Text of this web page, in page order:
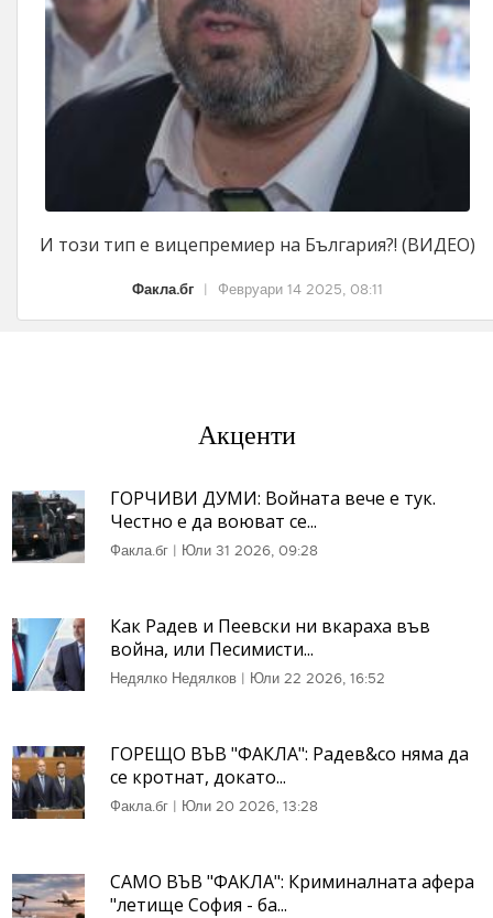
И този тип е вицепремиер на България?! (ВИДЕО)
Факла.бг | Февруари 14 2025, 08:11
Акценти
ГОРЧИВИ ДУМИ: Войната вече е тук.
Честно е да воюват се...
Факла.бг | Юли 31 2026, 09:28
Как Радев и Пеевски ни вкараха във
война, или Песимисти...
Недялко Недялков | Юли 22 2026, 16:52
ГОРЕЩО ВЪВ "ФАКЛА": Радев&co няма да
се кротнат, докато...
Факла.бг | Юли 20 2026, 13:28
САМО ВЪВ "ФАКЛА": Криминалната афера
"летище София - ба...